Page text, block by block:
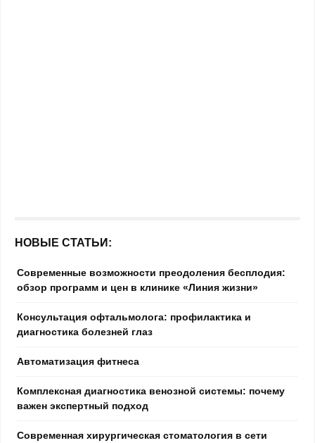
НОВЫЕ СТАТЬИ:
Современные возможности преодоления бесплодия:
обзор программ и цен в клинике «Линия жизни»
Консультация офтальмолога: профилактика и
диагностика болезней глаз
Автоматизация фитнеса
Комплексная диагностика венозной системы: почему
важен экспертный подход
Современная хирургическая стоматология в сети